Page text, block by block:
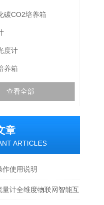
碳CO2培养箱
度计
养箱
查看全部
章
ARTICLES
作使用说明
量计全维度物联网智能互